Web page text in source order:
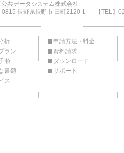
公共データシステム株式会社
0815 長野県長野市 田町2120-1
【TEL】
析
ラン
順
書類
ス
申請方法・料金
資料請求
ダウンロード
サポート